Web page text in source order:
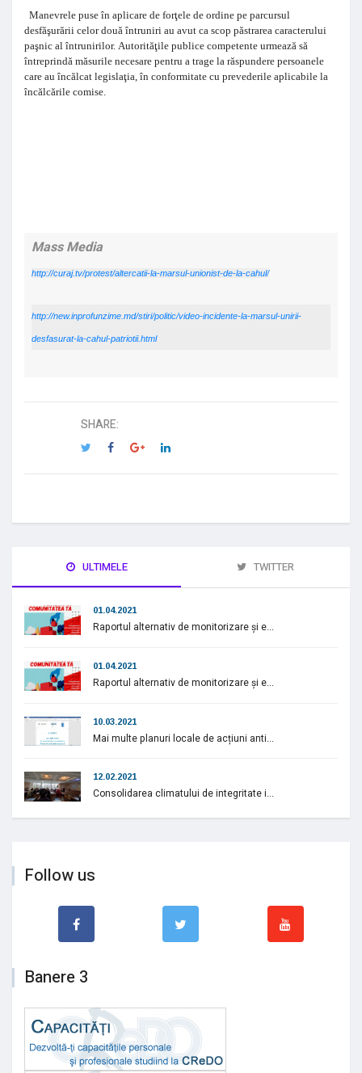
Manevrele puse în aplicare de forţele de ordine pe parcursul
desfăşurării celor două întruniri au avut ca scop păstrarea caracterului
paşnic al întrunirilor. Autorităţile publice competente urmează să
întreprindă măsurile necesare pentru a trage la răspundere persoanele
care au încălcat legislaţia, în conformitate cu prevederile aplicabile la
încălcările comise.
Mass Media
http://curaj.tv/protest/altercatii-la-marsul-unionist-de-la-cahul/
http://new.inprofunzime.md/stiri/politic/video-incidente-la-marsul-unirii-
desfasurat-la-cahul-patriotii.html
SHARE:
ULTIMELE TWITTER
01.04.2021
Raportul alternativ de monitorizare și e...
01.04.2021
Raportul alternativ de monitorizare și e...
10.03.2021
Mai multe planuri locale de acțiuni anti...
12.02.2021
Consolidarea climatului de integritate i...
Follow us
Banere 3